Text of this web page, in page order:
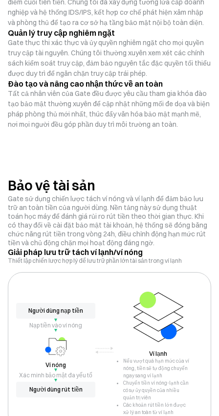
điểm cuối tiên tiến. Chúng tôi đã xây dựng tường lửa cấp doanh
nghiệp và hệ thống IDS/IPS, kết hợp cơ chế phát hiện xâm nhập
và phòng thủ để tạo ra cơ sở hạ tầng bảo mật nội bộ toàn diện.
Quản lý truy cập nghiêm ngặt
Gate thực thi xác thực và ủy quyền nghiêm ngặt cho mọi quyền
truy cập tài nguyên. Chúng tôi thường xuyên xem xét các chính
sách kiểm soát truy cập, đảm bảo nguyên tắc đặc quyền tối thiểu
được duy trì để ngăn chặn truy cập trái phép.
Đào tạo và nâng cao nhận thức về an toàn
Tất cả nhân viên của Gate đều được yêu cầu tham gia khóa đào
tạo bảo mật thường xuyên để cập nhật những mối đe dọa và biện
pháp phòng thủ mới nhất, thúc đẩy văn hóa bảo mật mạnh mẽ,
nơi mọi người đều góp phần duy trì môi trường an toàn.
Bảo vệ tài sản
Gate sử dụng chiến lược tách ví nóng và ví lạnh để đảm bảo lưu
trữ an toàn tiền của người dùng. Nền tảng này sử dụng thuật
toán học máy để đánh giá rủi ro rút tiền theo thời gian thực. Khi
có thay đổi về cài đặt bảo mật tài khoản, hệ thống sẽ đóng băng
chức năng rút tiền trong vòng 24h, điều chỉnh động hạn mức rút
tiền và chủ động chặn mọi hoạt động đáng ngờ.
Giải pháp lưu trữ tách ví lạnh/ví nóng
Thiết lập chiến lược hợp lý để lưu trữ phần lớn tài sản trong ví lạnh
Người dùng nạp tiền
Nạp tiền vào ví nóng
Ví nóng
Xác minh bảo mật đa yếu tố
Người dùng rút tiền
Ví lạnh
Nếu vượt quá hạn mức của ví
nóng, tiền sẽ tự động chuyển
ngay sang ví lạnh
Chuyển tiền ví nóng-lạnh cần
có sự ủy quyền của nhiều
quản trị viên
Các khoản rút tiền lớn được
xử lý an toàn từ ví lạnh